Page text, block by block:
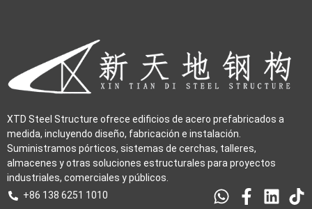
XTD Steel Structure ofrece edificios de acero prefabricados a
medida, incluyendo diseño, fabricación e instalación.
Suministramos pórticos, sistemas de cerchas, talleres,
almacenes y otras soluciones estructurales para proyectos
industriales, comerciales y públicos.
+86 138 6251 1010